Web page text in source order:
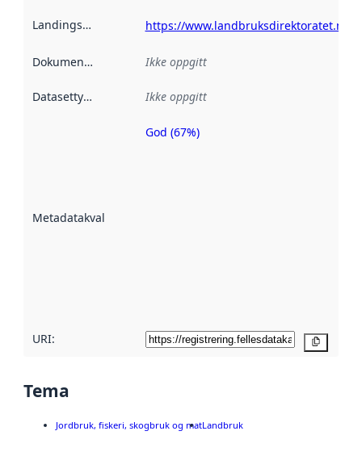
Landingsside https://www.landbruksdirektoratet.no/
Dokumentasjon Ikke oppgitt
Datasettype Ikke oppgitt
Metadatakvalitet
Metadatakvalitet
God (67%)
URI:
Tema
Jordbruk, fiskeri, skogbruk og matLandbruk